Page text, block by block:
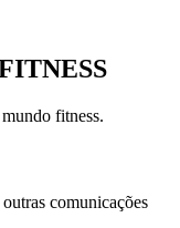
fitness.
comunicações